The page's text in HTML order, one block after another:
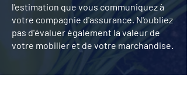
l'estimation que vous communiquez à
votre compagnie d'assurance. N'oubliez
pas d'évaluer également la valeur de
votre mobilier et de votre marchandise.